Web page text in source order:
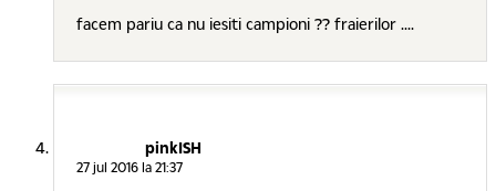
facem pariu ca nu iesiti campioni ?? fraierilor ....
pinkISH
27 jul 2016 la 21:37